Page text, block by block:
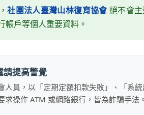
社團法人臺灣山林復育協會絕不會主
帳戶等個人重要資料。
請提高警覺
人員，以「定期定額扣款失敗」、「系
求操作 ATM 或網路銀行，皆為詐騙手法。